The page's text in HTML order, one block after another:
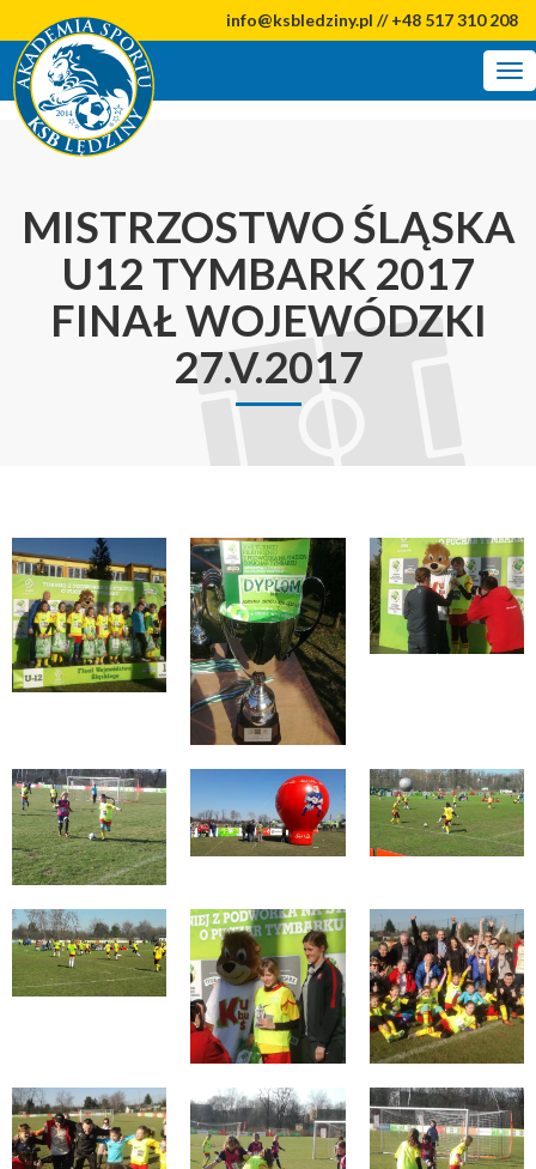
info@ksbledziny.pl // +48 517 310 208
MISTRZOSTWO ŚLĄSKA
U12 TYMBARK 2017
FINAŁ WOJEWÓDZKI
27.V.2017